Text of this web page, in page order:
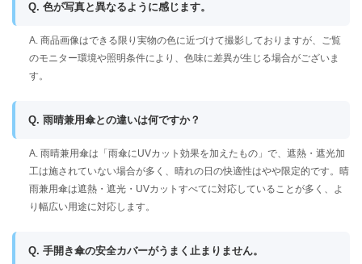
Q. 色が写真と異なるように感じます。
A. 商品画像はできる限り実物の色に近づけて撮影しておりますが、ご覧
のモニター環境や照明条件により、色味に差異が生じる場合がございま
す。
Q. 雨晴兼用傘との違いは何ですか？
A. 雨晴兼用傘は「雨傘にUVカット効果を加えたもの」で、遮熱・遮光加
工は施されていない場合が多く、晴れの日の快適性はやや限定的です。晴
雨兼用傘は遮熱・遮光・UVカットすべてに対応していることが多く、よ
り幅広い用途に対応します。
Q. 手開き傘の安全カバーがうまく止まりません。